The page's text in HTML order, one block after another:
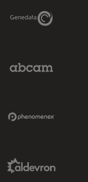
Genedata Link